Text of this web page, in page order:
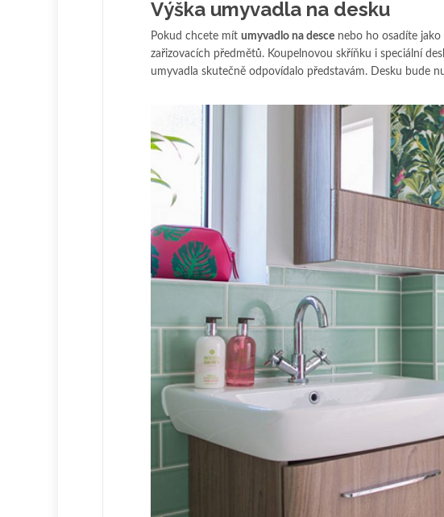
Výška umyvadla na desku
Pokud chcete mít umyvadlo na desce nebo ho osadíte jako
zařizovacích předmětů. Koupelnovou skříňku i speciální
umyvadla skutečně odpovídalo představám. Desku bude